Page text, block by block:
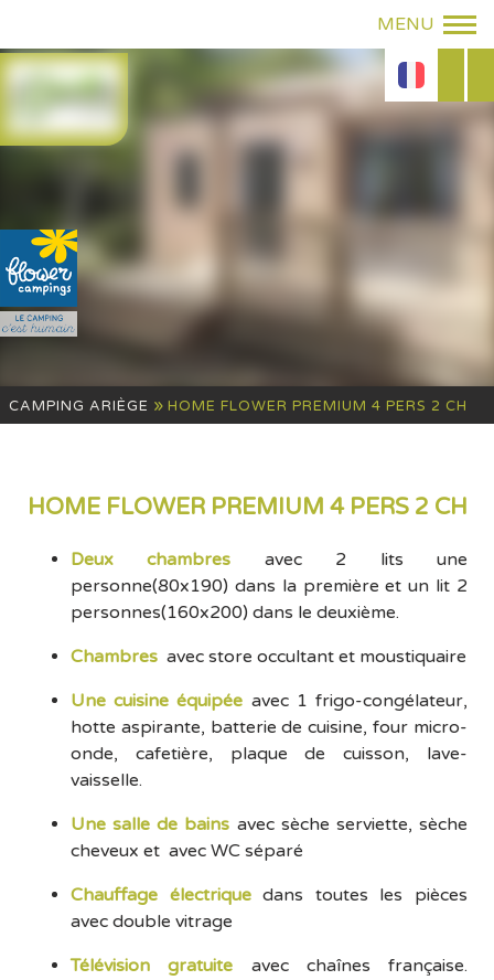
CAMPING ARIÈGE » HOME FLOWER PREMIUM 4 PERS 2 CH
HOME FLOWER PREMIUM 4 PERS 2 CH
Deux chambres avec 2 lits une
personne(80x190) dans la première et un lit 2
personnes(160x200) dans le deuxième.
Chambres avec store occultant et moustiquaire
Une cuisine équipée avec 1 frigo-congélateur,
hotte aspirante, batterie de cuisine, four micro-
onde, cafetière, plaque de cuisson, lave-
vaisselle.
Une salle de bains avec sèche serviette, sèche
cheveux et avec WC séparé
Chauffage électriquedans toutes les pièces
avec double vitrage
Télévision gratuite avec chaînes française.